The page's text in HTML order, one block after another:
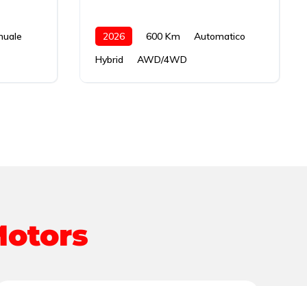
2026 600 Km
Automatico
Hybrid
AWD/4WD